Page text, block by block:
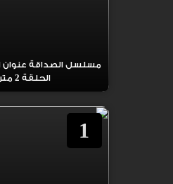
مسلسل الصداقة عنوان
الحلقة 2 مترجمة
1